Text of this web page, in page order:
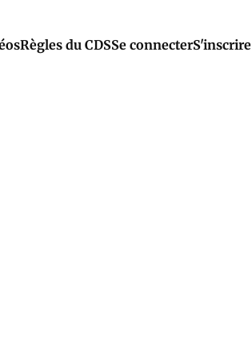
Règles du CDSSe connecterS'inscrire